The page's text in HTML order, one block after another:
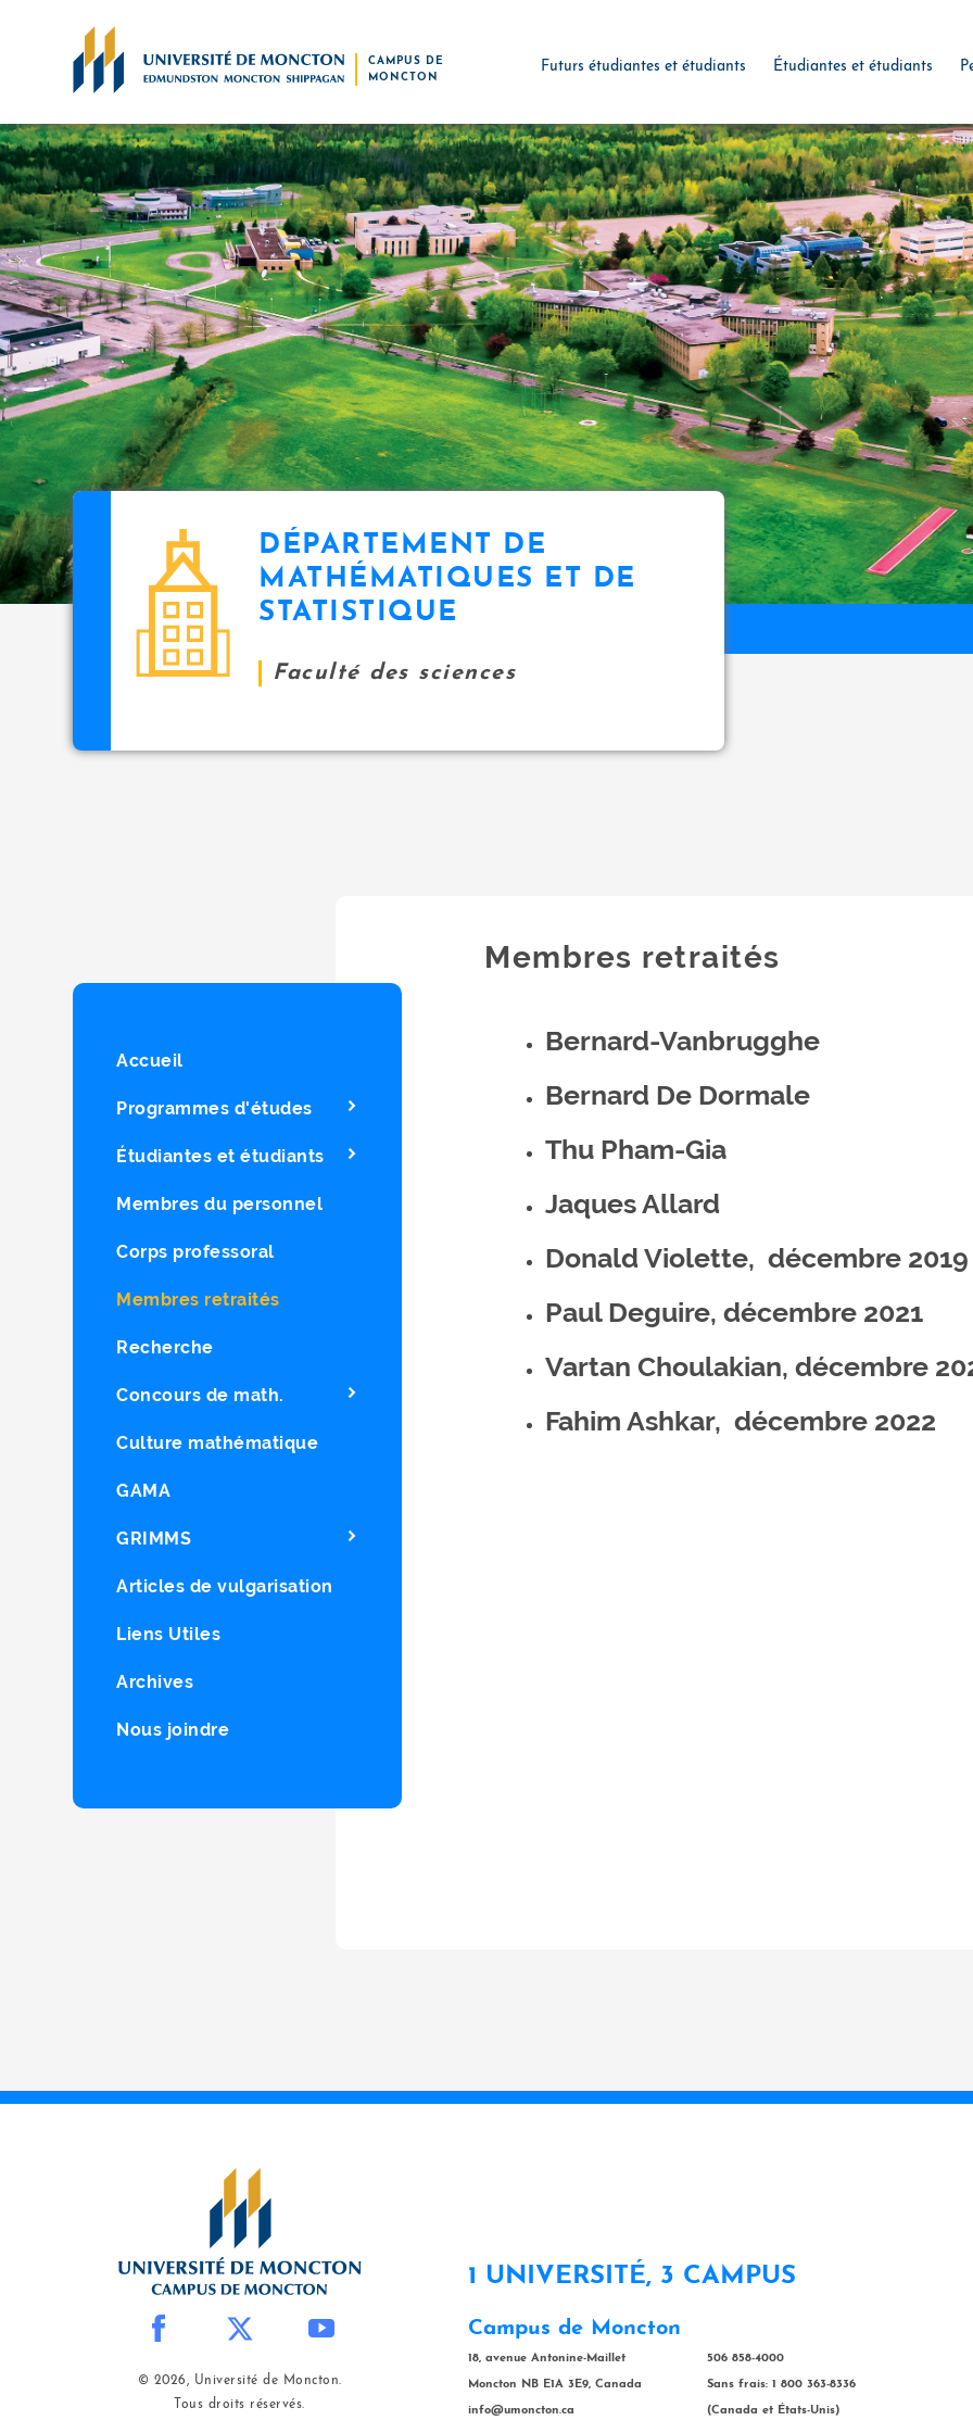
CAMPUS DE
MONCTON
Futurs étudiantes et étudiants Étudiantes et étudiants
DÉPARTEMENT DE
MATHÉMATIQUES ET DE
STATISTIQUE
Faculté des sciences
Accueil
Programmes d'études
Étudiantes et étudiants
Membres du personnel
Corps professoral
Membres retraités
Recherche
Concours de math.
Culture mathématique
GAMA
GRIMMS
Articles de vulgarisation
Liens Utiles
Archives
Nous joindre
Membres retraités
Bernard-Vanbrugghe
Bernard De Dormale
Thu Pham-Gia
Jaques Allard
Donald Violette, décembre 2019
Paul Deguire, décembre 2021
Vartan Choulakian, décembre
Fahim Ashkar, décembre 2022
© 2026, Université de Moncton.
Tous droits réservés.
1 UNIVERSITÉ, 3 CAMPUS
Campus de Moncton
18, avenue Antonine-Maillet
Moncton NB E1A 3E9, Canada
info@umoncton.ca
506 858-4000
Sans frais: 1 800 363-8336
(Canada et États-Unis)